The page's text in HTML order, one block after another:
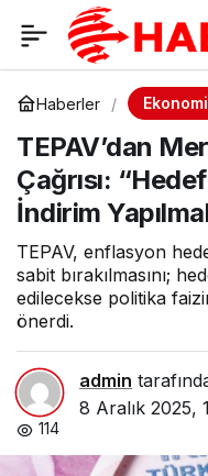
Haberler Ekonomi
TEPAV’dan
Çağrısı:
İndirim
TEPAV, enflasyon
sabit bırakılmasını;
edilecekse politika
önerdi.
admin
8 Aralık 2025,
114
TEPAV’dan Merkez
Bankası’na Faiz
Çağrısı: “Hedef
Güncellenecekse
İndirim Yapılmalı”